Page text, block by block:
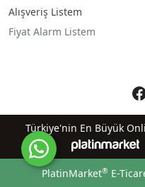
Alışveriş Listem
Fiyat Alarm Listem
Türkiye'nin En Büyük
PlatinMarket®E-